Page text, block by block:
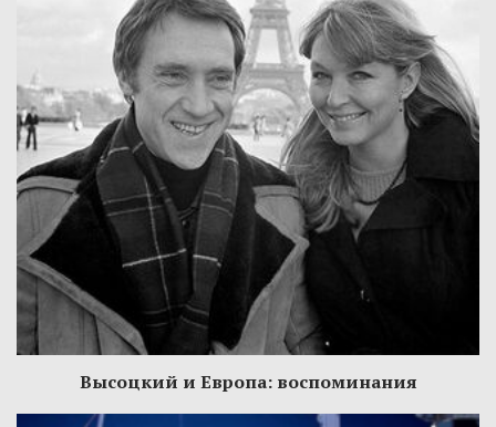
Высоцкий и Европа: воспоминания